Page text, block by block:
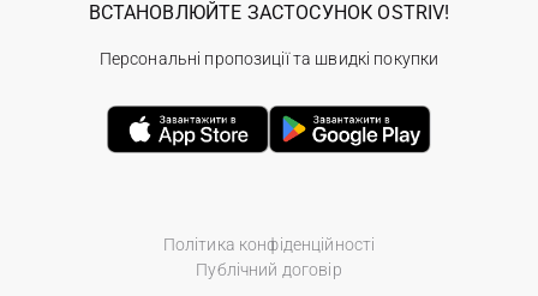
Політика конфіденційності
Публічний договір
ВСТАНОВЛЮЙТЕ ЗАСТОСУНОК OSTRIV!
Персональні пропозиції та швидкі покупки